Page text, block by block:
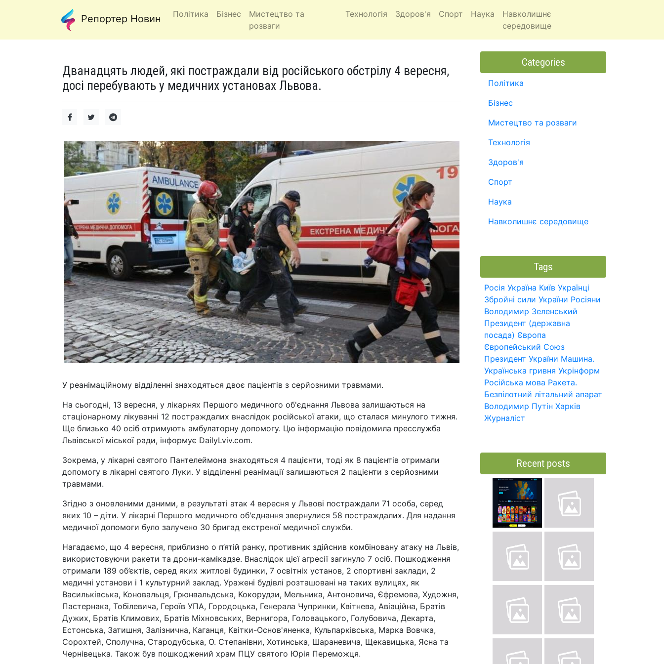
Репортер Новин Політика Бізнес
Мистецтво та
розваги
Технологія Здоров'я Спорт Наука
Навколишнє
середовище
Дванадцять людей, які постраждали від російського обстрілу 4 вересня,
досі перебувають у медичних установах Львова.
У реанімаційному відділенні знаходяться двоє пацієнтів з серйозними травмами.
На сьогодні, 13 вересня, у лікарнях Першого медичного об'єднання Львова залишаються на
стаціонарному лікуванні 12 постраждалих внаслідок російської атаки, що сталася минулого тижня.
Ще близько 40 осіб отримують амбулаторну допомогу. Цю інформацію повідомила пресслужба
Львівської міської ради, інформує DailyLviv.com.
Зокрема, у лікарні святого Пантелеймона знаходяться 4 пацієнти, тоді як 8 пацієнтів отримали
допомогу в лікарні святого Луки. У відділенні реанімації залишаються 2 пацієнти з серйозними
травмами.
Згідно з оновленими даними, в результаті атак 4 вересня у Львові постраждали 71 особа, серед
яких 10 – діти. У лікарні Першого медичного об'єднання звернулися 58 постраждалих. Для надання
медичної допомоги було залучено 30 бригад екстреної медичної служби.
Нагадаємо, що 4 вересня, приблизно о п’ятій ранку, противник здійснив комбіновану атаку на Львів,
використовуючи ракети та дрони-камікадзе. Внаслідок цієї агресії загинуло 7 осіб. Пошкодження
отримали 189 об’єктів, серед яких житлові будинки, 7 освітніх установ, 2 спортивні заклади, 2
медичні установи і 1 культурний заклад. Уражені будівлі розташовані на таких вулицях, як
Васильківська, Коновальця, Грюнвальдська, Кокорудзи, Мельника, Антоновича, Єфремова, Художня,
Пастернака, Тобілевича, Героїв УПА, Городоцька, Генерала Чупринки, Квітнева, Авіаційна, Братів
Дужих, Братів Климових, Братів Міхновських, Вернигора, Головацького, Голубовича, Декарта,
Естонська, Затишня, Залізнична, Каганця, Квітки-Основ'яненка, Кульпарківська, Марка Вовчка,
Сорохтей, Сполучна, Стародубська, О. Степанівни, Хотинська, Шараневича, Щекавицька, Ясна та
Чернівецька. Також був пошкоджений храм ПЦУ святого Юрія Переможця.
Categories
Політика
Бізнес
Мистецтво та розваги
Технологія
Здоров'я
Спорт
Наука
Навколишнє середовище
Tags
Росія Україна Київ Українці
Збройні сили України Росіяни
Володимир Зеленський
Президент (державна
посада) Європа
Європейський Союз
Президент України Машина.
Українська гривня Укрінформ
Російська мова Ракета.
Безпілотний літальний апарат
Володимир Путін Харків
Журналіст
Recent posts